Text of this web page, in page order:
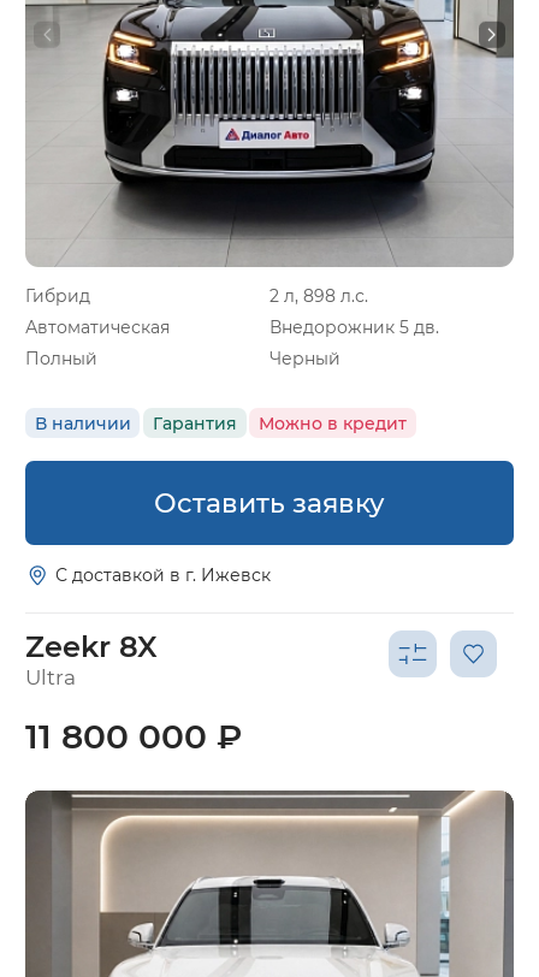
Гибрид
2 л, 898 л.с.
Автоматическая
Внедорожник 5 дв.
Полный
Черный
В наличии Гарантия Можно в кредит
Оставить заявку
С доставкой в г. Ижевск
Zeekr 8X
Ultra
11 800 000 ₽